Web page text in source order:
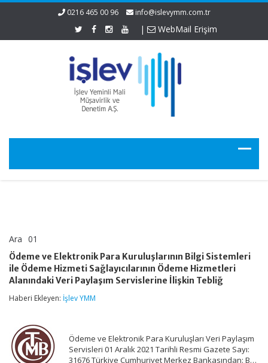
0216 465 00 96 info@islevymm.com.tr
| WebMail Erişim
Ara 01
Elektronik
Para
Kuruluşlarının
Sistemleri
Sağlayıcılarının
Ödeme
Hizmetleri
Ödeme ve Elektronik Para Kuruluşlarının Bilgi Sistemleri
ile Ödeme Hizmeti Sağlayıcılarının Ödeme Hizmetleri
Alanındaki Veri Paylaşım Servislerine İlişkin Tebliğ
Haberi Ekleyen: İşlev YMM
Ödeme ve Elektronik Para Kuruluşları Veri Paylaşım
Servisleri 01 Aralık 2021 Tarihli Resmi Gazete Sayı:
31676 Türkiye Cumhuriyet Merkez Bankasından: B…